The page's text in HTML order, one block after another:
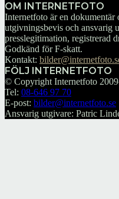
OM INTERNETFOTO
Internetfoto är en
utgivningsbevis och ansvarig
presslegitimation, registrerad
Godkänd för F-skatt.
Kontakt:
FÖLJ INTERNETFOTO
© Copyright Internetfoto
Tel: 08-646 97 70
E-post: bilder@internetfoto.se
Ansvarig utgivare: Patric